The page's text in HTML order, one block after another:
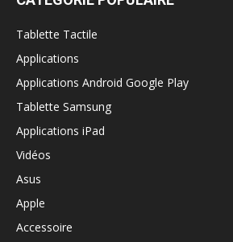
Tablette Tactile
Applications
Applications Android Google Play
Tablette Samsung
Applications iPad
Vidéos
Asus
Apple
Accessoire